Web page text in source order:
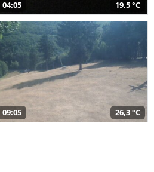
04:05 19,5 °C
09:05 26,3 °C